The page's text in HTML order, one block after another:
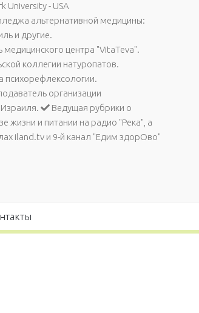
University - USA
альтернативной медицины:
и другие.
медицинского центра "VitaTeva".
коллегии натуропатов.
организации
Ведущая рубрики о
жизни и питании на радио "Река", а
iland.tv и 9-й канал "Едим здорОво"